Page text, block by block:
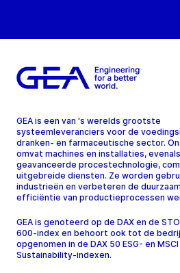
GEA is een van 's werelds grootste
systeemleveranciers voor de
dranken- en farmaceutische sector.
omvat machines en installaties, evenals
geavanceerde procestechnologie,
uitgebreide diensten. Ze worden
industrieën en verbeteren de
efficiëntie van productieprocessen
GEA is genoteerd op de DAX en de
600-index en behoort ook tot de
opgenomen in de DAX 50 ESG- en
Sustainability-indexen.